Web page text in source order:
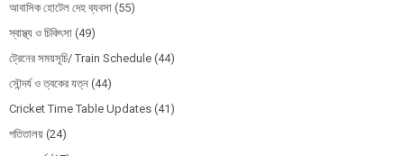
আবাসিক হোটেল দেহ ব্যবসা (55)
স্বাস্থ্য ও চিকিৎসা (49)
ট্রেনের সময়সূচি/ Train Schedule (44)
সৌন্দর্য ও ত্বকের যত্ন (44)
Cricket Time Table Updates (41)
পতিতালয় (24)